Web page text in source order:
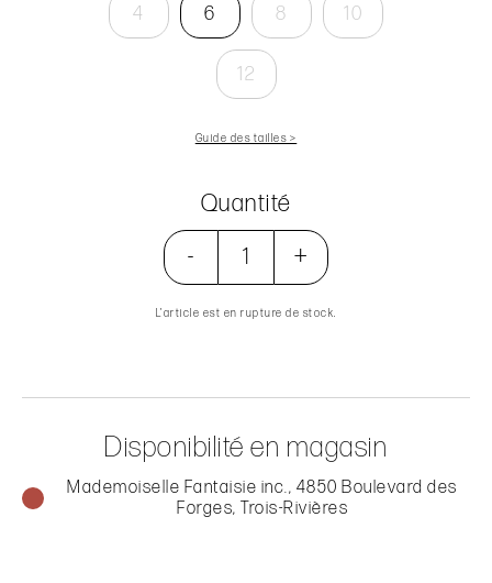
4 6 8 10
12
Guide des tailles >
Quantité
- +
L’article est en rupture de stock.
Disponibilité en magasin
Mademoiselle Fantaisie inc., 4850 Boulevard des
Forges, Trois-Rivières